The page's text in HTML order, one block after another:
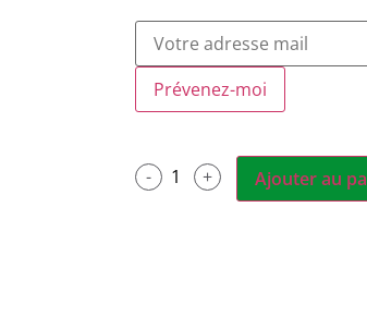
Prévenez-moi
Ajouter au